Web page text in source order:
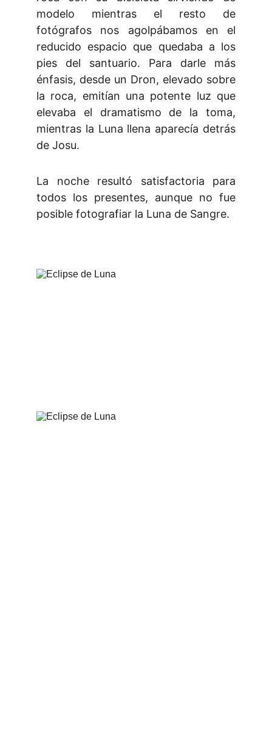
modelo mientras el resto de
fotógrafos nos agolpábamos en el
reducido espacio que quedaba a los
pies del santuario. Para darle más
énfasis, desde un Dron, elevado sobre
la roca, emitían una potente luz que
elevaba el dramatismo de la toma,
mientras la Luna llena aparecía detrás
de Josu.
La noche resultó satisfactoria para
todos los presentes, aunque no fue
posible fotografiar la Luna de Sangre.